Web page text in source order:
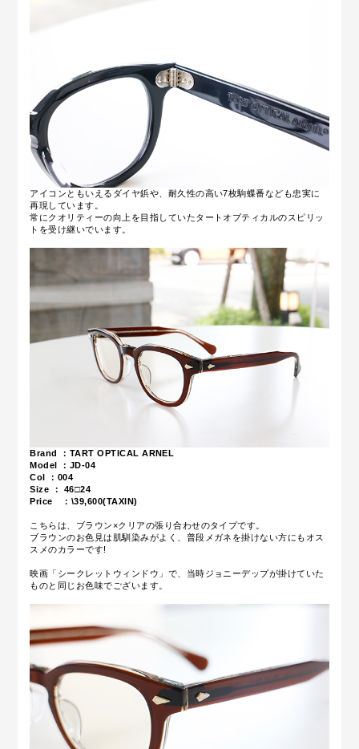
アイコンともいえるダイヤ鋲や、耐久性の高い7枚駒蝶番なども忠実に
再現しています。
常にクオリティーの向上を目指していたタートオプティカルのスピリッ
トを受け継いでいます。
Brand ： TART OPTICAL ARNEL
Model ：JD-04
Col ：004
Size ： 46□24
Price ：\39,600(TAXIN)
こちらは、ブラウン×クリアの張り合わせのタイプです。
ブラウンのお色見は肌馴染みがよく、普段メガネを掛けない方にもオス
スメのカラーです!
映画「シークレットウィンドウ」で、当時ジョニーデップが掛けていた
ものと同じお色味でございます。